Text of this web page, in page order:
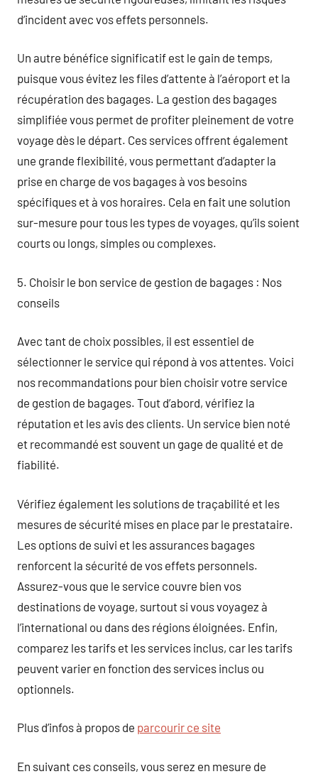
d’incident avec vos effets personnels.
Un autre bénéfice significatif est le gain de temps,
puisque vous évitez les files d’attente à l’aéroport et la
récupération des bagages. La gestion des bagages
simplifiée vous permet de profiter pleinement de votre
voyage dès le départ. Ces services offrent également
une grande flexibilité, vous permettant d’adapter la
prise en charge de vos bagages à vos besoins
spécifiques et à vos horaires. Cela en fait une solution
sur-mesure pour tous les types de voyages, qu’ils soient
courts ou longs, simples ou complexes.
5. Choisir le bon service de gestion de bagages : Nos
conseils
Avec tant de choix possibles, il est essentiel de
sélectionner le service qui répond à vos attentes. Voici
nos recommandations pour bien choisir votre service
de gestion de bagages. Tout d’abord, vérifiez la
réputation et les avis des clients. Un service bien noté
et recommandé est souvent un gage de qualité et de
fiabilité.
Vérifiez également les solutions de traçabilité et les
mesures de sécurité mises en place par le prestataire.
Les options de suivi et les assurances bagages
renforcent la sécurité de vos effets personnels.
Assurez-vous que le service couvre bien vos
destinations de voyage, surtout si vous voyagez à
l’international ou dans des régions éloignées. Enfin,
comparez les tarifs et les services inclus, car les tarifs
peuvent varier en fonction des services inclus ou
optionnels.
Plus d’infos à propos de parcourir ce site
En suivant ces conseils, vous serez en mesure de